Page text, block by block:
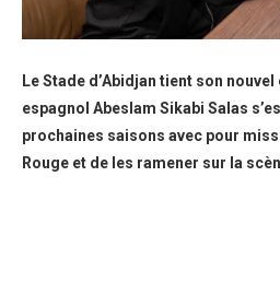
Le Stade d’Abidjan tient son
espagnol Abeslam Sikabi Salas
prochaines saisons avec pour
Rouge et de les ramener sur la